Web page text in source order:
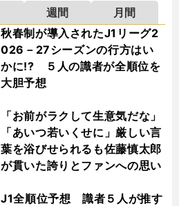
週間
月間
秋春制が導入されたJ1リーグ2
026－27シーズンの行方はい
かに!? ５人の識者が全順位を
大胆予想
「お前がラクして生意気だな」
「あいつ若いくせに」厳しい言
葉を浴びせられるも佐藤慎太郎
が貫いた誇りとファンへの思い
J1全順位予想 識者５人が推す